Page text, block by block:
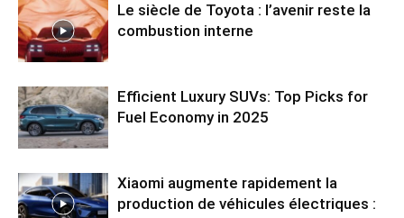
Le siècle de Toyota : l’avenir reste la
combustion interne
Efficient Luxury SUVs: Top Picks for
Fuel Economy in 2025
Xiaomi augmente rapidement la
production de véhicules électriques :